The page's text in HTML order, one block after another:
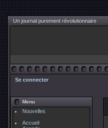
Un journal purement révolutionnaire
Se connecter
Menu
Nouvelles
Accueil